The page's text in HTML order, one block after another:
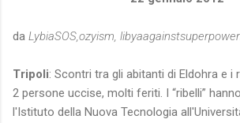
da LybiaSOS,ozyism,
Tripoli: Scontri tra gli abitanti di Eldohra e i
2 persone uccise, molti feriti. I “ribelli”
l'Istituto della Nuova Tecnologia